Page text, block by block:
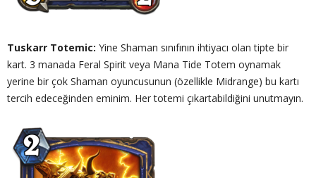
Tuskarr Totemic: Yine Shaman sınıfının ihtiyacı olan tipte bir
kart. 3 manada Feral Spirit veya Mana Tide Totem oynamak
yerine bir çok Shaman oyuncusunun (özellikle Midrange) bu kartı
tercih edeceğinden eminim. Her totemi çıkartabildiğini unutmayın.